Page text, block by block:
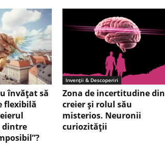
învățat să
flexibilă
dintre
Invenții & Descoperiri
Zona de incertitudine din
creier şi rolul său
misterios. Neuronii
curiozităţii